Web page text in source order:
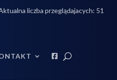
liczba przeglądajacych: 51